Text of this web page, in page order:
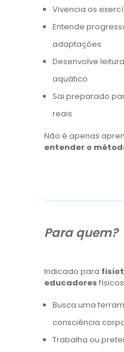
Vivencia os
Entende
adaptações
Desenvolve
aquático
Sai preparado
reais
Não é apenas
entender o
Para quem?
Indicado para
educadores
Busca uma
consciência
Trabalha ou